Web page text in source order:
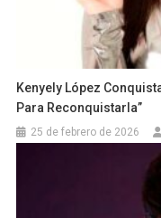
Kenyely López
Para Reconquistarla”
25 de febrero de 2026